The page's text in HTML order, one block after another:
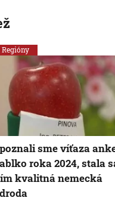
Regióny
sme víťaza
roka 2024, stala
kvalitná nemecká